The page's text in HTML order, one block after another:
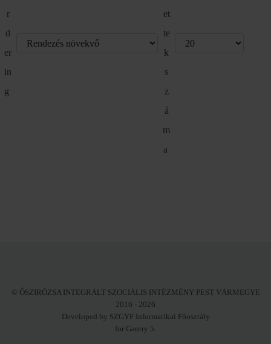
r
d
er
in
g
et
te
k
s
z
á
m
a
© ŐSZIRÓZSA INTEGRÁLT SZOCIÁLIS INTÉZMÉNY PEST VÁRMEGYE
2016 - 2026
Developed by SZGYF Informatikai Főosztály
for Gantry 5.